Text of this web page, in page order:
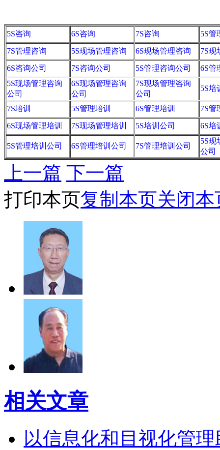
5S咨询 6S咨询 7S咨询 5S管
7S管理咨询 5S现场管理咨询 6S现场管理咨询 7S现
6S咨询公司 7S咨询公司 5S管理咨询公司
6S管
5S现场管理咨询
公司
6S现场管理咨询
公司
7S现场管理咨询
公司
5S培
7S培训 5S管理培训 6S管理培训 7S管
6S现场管理培训 7S现场管理培训 5S培训公司 6S培
5S管理培训公司 6S管理培训公司 7S管理培训公司
5S现
公司
上一篇 下一篇
打印本页复制本页关闭本
相关文章
以信息化和目视化管